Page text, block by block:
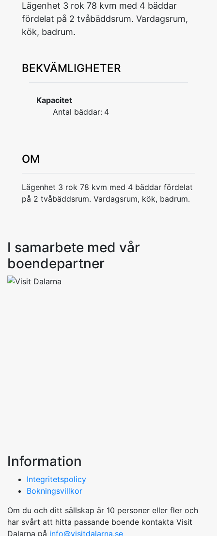
Lägenhet 3 rok 78 kvm med 4 bäddar
fördelat på 2 tvåbäddsrum. Vardagsrum,
kök, badrum.
BEKVÄMLIGHETER
Kapacitet
Antal bäddar: 4
OM
Lägenhet 3 rok 78 kvm med 4 bäddar fördelat
på 2 tvåbäddsrum. Vardagsrum, kök, badrum.
I samarbete med vår
boendepartner
Information
Integritetspolicy
Bokningsvillkor
Om du och ditt sällskap är 10 personer eller fler och
har svårt att hitta passande boende kontakta Visit
Dalarna på info@visitdalarna.se